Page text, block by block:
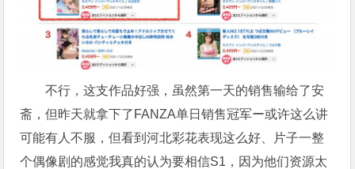
不行，这支作品好强，虽然第一天的销售输给了安
斋，但昨天就拿下了FANZA单日销售冠军ー或许这么讲
可能有人不服，但看到河北彩花表现这么好、片子一整
个偶像剧的感觉我真的认为要相信S1，因为他们资源太